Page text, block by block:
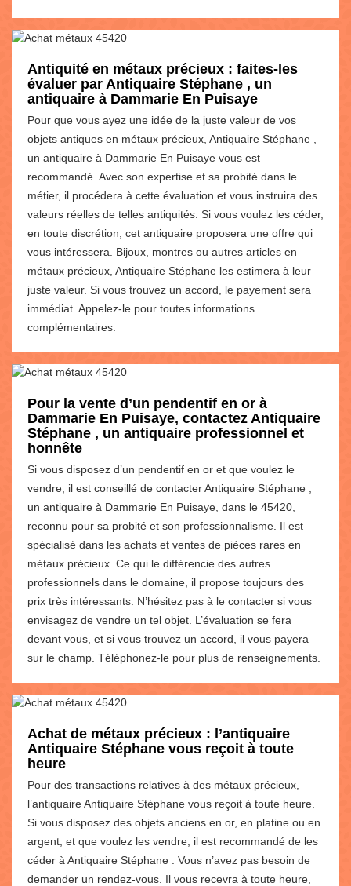
Antiquité en métaux précieux : faites-les
évaluer par Antiquaire Stéphane , un
antiquaire à Dammarie En Puisaye
Pour que vous ayez une idée de la juste valeur de vos
objets antiques en métaux précieux, Antiquaire Stéphane ,
un antiquaire à Dammarie En Puisaye vous est
recommandé. Avec son expertise et sa probité dans le
métier, il procédera à cette évaluation et vous instruira des
valeurs réelles de telles antiquités. Si vous voulez les céder,
en toute discrétion, cet antiquaire proposera une offre qui
vous intéressera. Bijoux, montres ou autres articles en
métaux précieux, Antiquaire Stéphane les estimera à leur
juste valeur. Si vous trouvez un accord, le payement sera
immédiat. Appelez-le pour toutes informations
complémentaires.
Pour la vente d’un pendentif en or à
Dammarie En Puisaye, contactez Antiquaire
Stéphane , un antiquaire professionnel et
honnête
Si vous disposez d’un pendentif en or et que voulez le
vendre, il est conseillé de contacter Antiquaire Stéphane ,
un antiquaire à Dammarie En Puisaye, dans le 45420,
reconnu pour sa probité et son professionnalisme. Il est
spécialisé dans les achats et ventes de pièces rares en
métaux précieux. Ce qui le différencie des autres
professionnels dans le domaine, il propose toujours des
prix très intéressants. N’hésitez pas à le contacter si vous
envisagez de vendre un tel objet. L’évaluation se fera
devant vous, et si vous trouvez un accord, il vous payera
sur le champ. Téléphonez-le pour plus de renseignements.
Achat de métaux précieux : l’antiquaire
Antiquaire Stéphane vous reçoit à toute
heure
Pour des transactions relatives à des métaux précieux,
l’antiquaire Antiquaire Stéphane vous reçoit à toute heure.
Si vous disposez des objets anciens en or, en platine ou en
argent, et que voulez les vendre, il est recommandé de les
céder à Antiquaire Stéphane . Vous n’avez pas besoin de
demander un rendez-vous. Il vous recevra à toute heure,